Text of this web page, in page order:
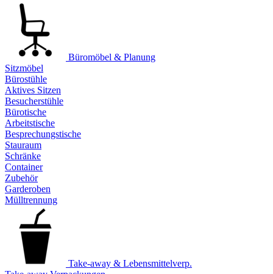
Büromöbel & Planung
Sitzmöbel
Bürostühle
Aktives Sitzen
Besucherstühle
Bürotische
Arbeitstische
Besprechungstische
Stauraum
Schränke
Container
Zubehör
Garderoben
Mülltrennung
Take-away & Lebensmittelverp.